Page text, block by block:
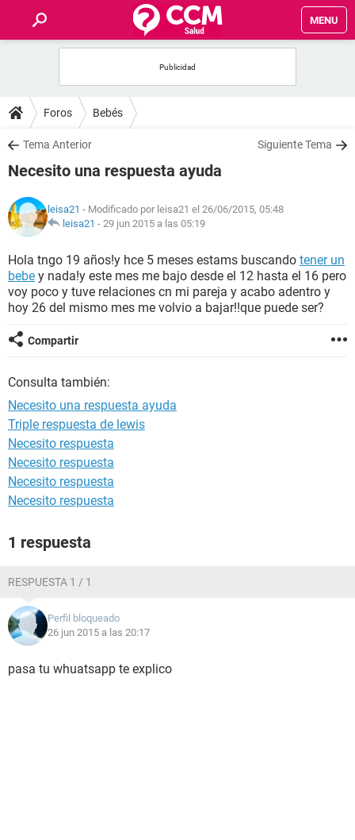
MENU
FOROS
SALUD
NUTRICIÓN
BIENESTAR
SEXUALIDAD
GLOSARIO
Foros Bebés
Tema Anterior Siguiente Tema
Necesito una respuesta ayuda
leisa21 - Modificado por leisa21 el 26/06/2015, 05:48
leisa21 - 29 jun 2015 a las 05:19
Hola tngo 19 años!y hce 5 meses estams buscando tener un
bebe y nada!y este mes me bajo desde el 12 hasta el 16 pero
voy poco y tuve relaciones cn mi pareja y acabo adentro y
hoy 26 del mismo mes me volvio a bajar!!que puede ser?
Compartir
Consulta también:
Necesito una respuesta ayuda
Triple respuesta de lewis
Necesito respuesta
Necesito respuesta
Necesito respuesta
Necesito respuesta
1 respuesta
RESPUESTA 1 / 1
Perfil bloqueado
26 jun 2015 a las 20:17
pasa tu whuatsapp te explico